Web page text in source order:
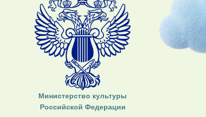
Министерство культуры
Российской Федерации